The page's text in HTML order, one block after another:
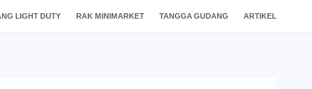
LIGHT DUTY RAK MINIMARKET TANGGA GUDANG ARTIKEL